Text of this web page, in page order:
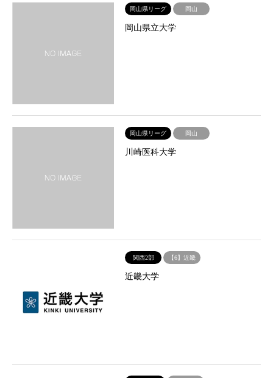
岡山県リーグ 岡山
岡山県立大学
岡山県リーグ 岡山
川崎医科大学
関西2部 【6】近畿
近畿大学